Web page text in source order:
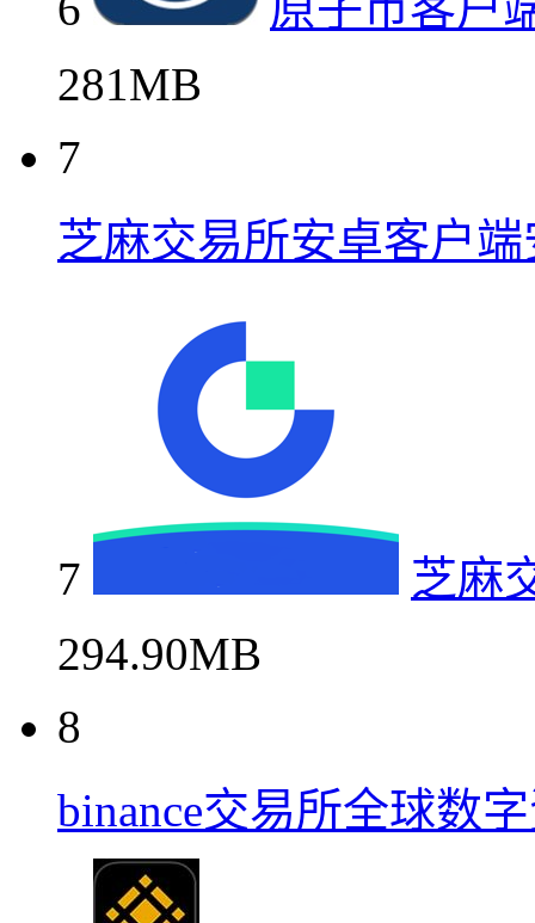
281MB
7
芝麻交易所安卓客户
7
芝麻
294.90MB
8
binance交易所全球数